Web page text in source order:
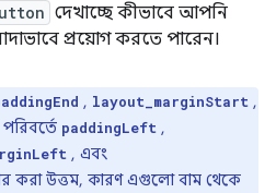
দেখাচ্ছে কীভাবে আপনি
প্রয়োগ করতে পারেন।
, layout_marginStart ,
paddingLeft ,
, এবং
করা উত্তম, কারণ এগুলো বাম থেকে